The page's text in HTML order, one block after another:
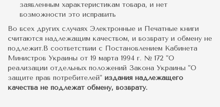
заявленным характеристикам товара, и нет
возможности это исправить
Во всех других случаях Электронные и Печатные книги
считаются надлежащим качеством, и возврату и обмену не
подлежит.В соответствии с Постановлением Кабинета
Министров Украины от 19 марта 1994 г. № 172 "О
реализации отдельных положений Закона Украины "О
защите прав потребителей" издания надлежащего
качества не подлежат обмену, возврату.